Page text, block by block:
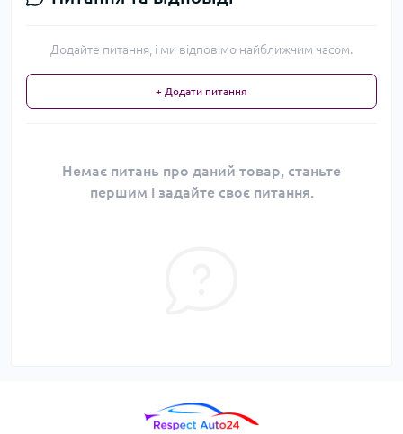
Додайте питання, і ми відповімо найближчим часом.
+ Додати питання
Немає питань про даний товар, станьте
першим і задайте своє питання.